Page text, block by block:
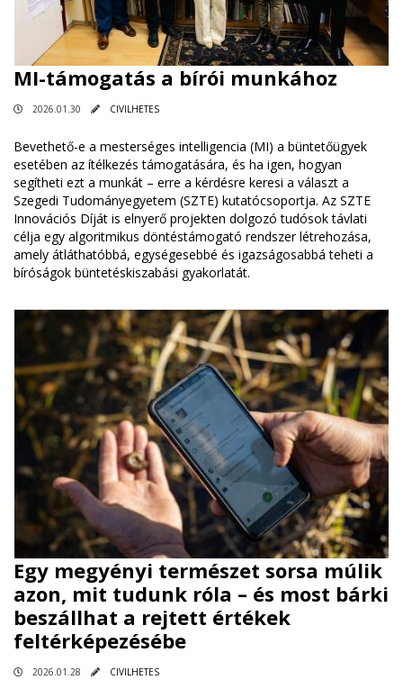
MI-támogatás a bírói munkához
2026.01.30 CIVILHETES
Bevethető-e a mesterséges intelligencia (MI) a büntetőügyek
esetében az ítélkezés támogatására, és ha igen, hogyan
segítheti ezt a munkát – erre a kérdésre keresi a választ a
Szegedi Tudományegyetem (SZTE) kutatócsoportja. Az SZTE
Innovációs Díját is elnyerő projekten dolgozó tudósok távlati
célja egy algoritmikus döntéstámogató rendszer létrehozása,
amely átláthatóbbá, egységesebbé és igazságosabbá teheti a
bíróságok büntetéskiszabási gyakorlatát.
Egy megyényi természet sorsa múlik
azon, mit tudunk róla – és most bárki
beszállhat a rejtett értékek
feltérképezésébe
2026.01.28 CIVILHETES